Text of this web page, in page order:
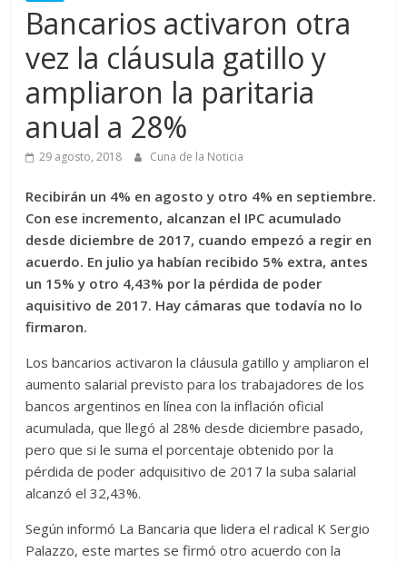
Bancarios activaron otra
vez la cláusula gatillo y
ampliaron la paritaria
anual a 28%
29 agosto, 2018 Cuna de la Noticia
Recibirán un 4% en agosto y otro 4% en septiembre.
Con ese incremento, alcanzan el IPC acumulado
desde diciembre de 2017, cuando empezó a regir en
acuerdo. En julio ya habían recibido 5% extra, antes
un 15% y otro 4,43% por la pérdida de poder
aquisitivo de 2017. Hay cámaras que todavía no lo
firmaron.
Los bancarios activaron la cláusula gatillo y ampliaron el
aumento salarial previsto para los trabajadores de los
bancos argentinos en línea con la inflación oficial
acumulada, que llegó al 28% desde diciembre pasado,
pero que si le suma el porcentaje obtenido por la
pérdida de poder adquisitivo de 2017 la suba salarial
alcanzó el 32,43%.
Según informó La Bancaria que lidera el radical K Sergio
Palazzo, este martes se firmó otro acuerdo con la